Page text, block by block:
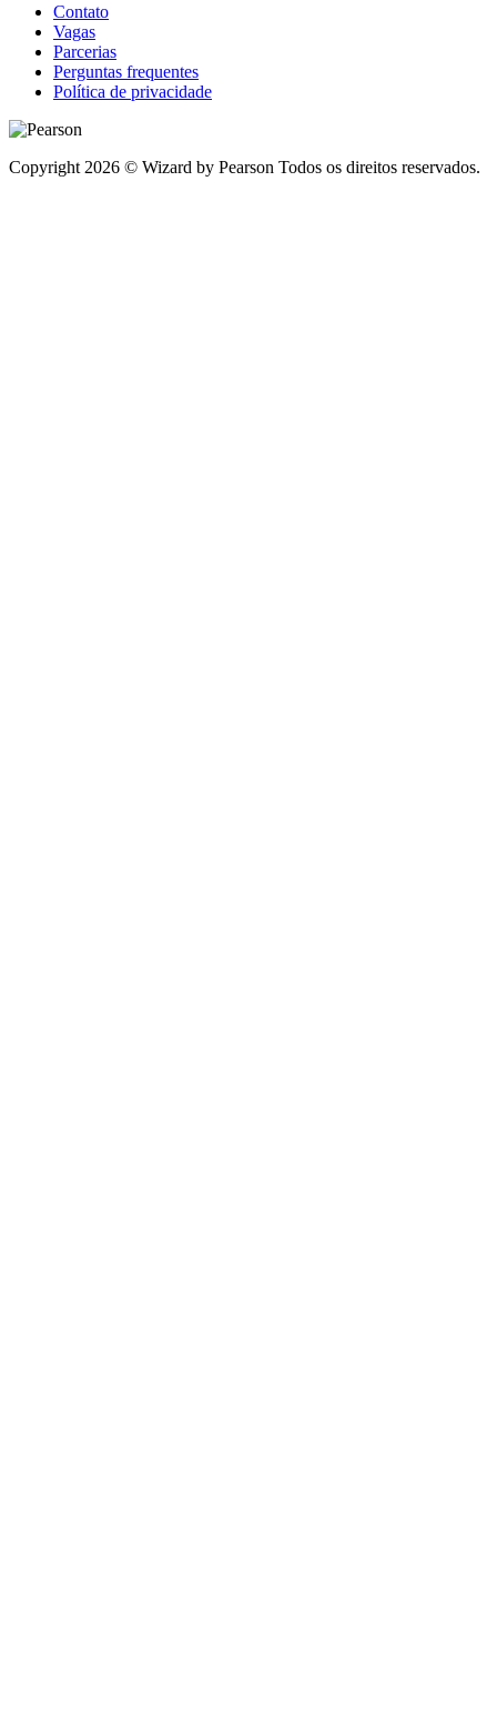
Contato
Vagas
Parcerias
Perguntas frequentes
Política de privacidade
Copyright 2026 © Wizard by Pearson Todos os direitos reservados.